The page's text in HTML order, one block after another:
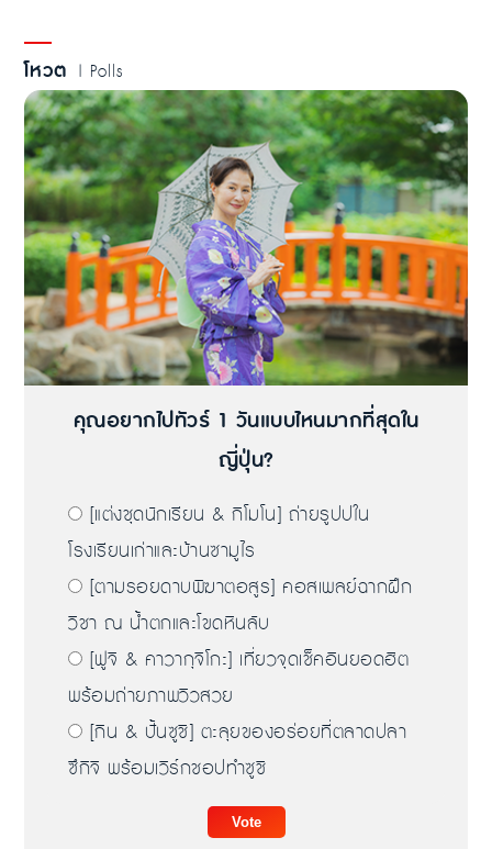
โหวต | Polls
คุณอยากไปทัวร์ 1 วันแบบไหนมากที่สุดใน
ญี่ปุ่น?
[แต่งชุดนักเรียน & กิโมโน] ถ่ายรูปปใน
โรงเรียนเก่าและบ้านซามูไร
[ตามรอยดาบพิฆาตอสูร] คอสเพลย์ฉากฝึก
วิชา ณ น้ำตกและโขดหินลับ
[ฟูจิ & คาวากุจิโกะ] เที่ยวจุดเช็คอินยอดฮิต
พร้อมถ่ายภาพวิวสวย
[กิน & ปั้นซูชิ] ตะลุยของอร่อยที่ตลาดปลา
ซึกิจิ พร้อมเวิร์กชอปทำซูชิ